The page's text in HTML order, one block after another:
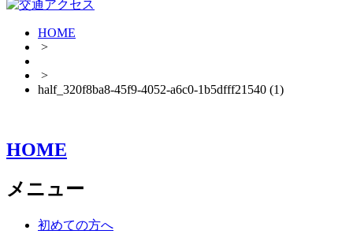
HOME
>
>
half_320f8ba8-45f9-4052-a6c0-1b5dfff21540 (1)
HOME
メニュー
初めての方へ